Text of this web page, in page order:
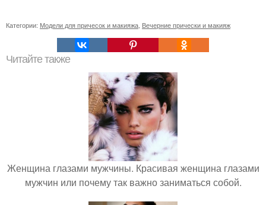
Категории: Модели для причесок и макияжа Вечерние прически и макияж
Читайте также
Женщина глазами мужчины. Красивая женщина глазами
мужчин или почему так важно заниматься собой.